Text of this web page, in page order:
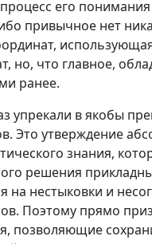
его
привычное нет
но, что главное,
ранее.
упрекали в якобы
Это утверждение
знания,
решения
на нестыковки и
Поэтому прямо
позволяющие